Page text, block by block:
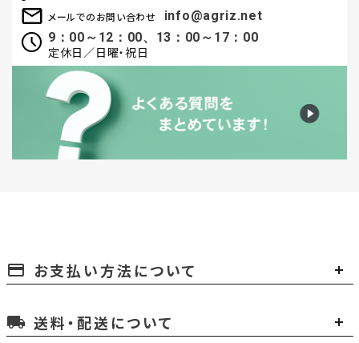
メールでのお問い合わせ
info@agriz.net
9：00～12：00、13：00～17：00
定休日／日曜・祝日
payment お支払い方法について
local_shipping 送料・配送について